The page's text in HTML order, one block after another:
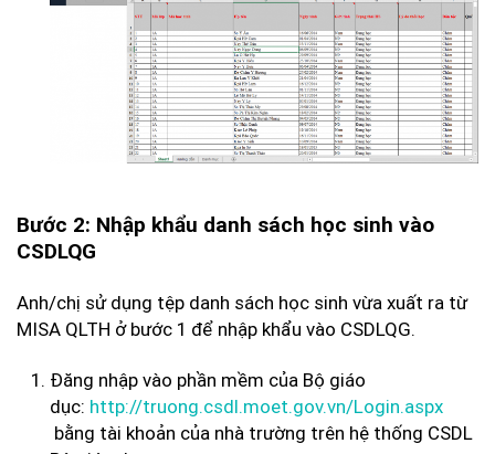
Bước 2: Nhập khẩu danh sách học sinh vào
CSDLQG
Anh/chị sử dụng tệp danh sách học sinh vừa xuất ra từ
MISA QLTH ở bước 1 để nhập khẩu vào CSDLQG.
Đăng nhập vào phần mềm của Bộ giáo
dục: http://truong.csdl.moet.gov.vn/Login.aspx
bằng tài khoản của nhà trường trên hệ thống CSDL